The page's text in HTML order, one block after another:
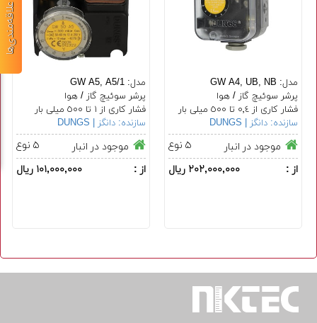
مدل: GW A4, UB, NB
پرشر سوئیچ گاز / هوا
فشار کاری از ٠٬٤ تا ٥٠٠ میلی بار
سازنده: دانگز | DUNGS
موجود در انبار
۵ نوع
از :
۲۰۲,۰۰۰,۰۰۰ ریال
مدل: GW A5, A5/1
پرشر سوئیچ گاز / هوا
فشار کاری از ١ تا ٥٠٠ میلی بار
سازنده: دانگز | DUNGS
موجود در انبار
۵ نوع
از :
۱۰۱,۰۰۰,۰۰۰ ریال
علاقه‌مندی‌ها